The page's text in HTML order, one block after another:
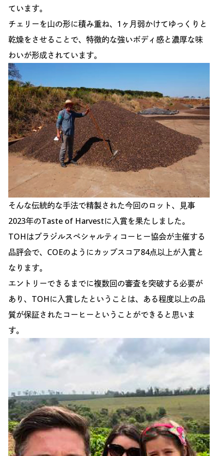
ています。
チェリーを山の形に積み重ね、1ヶ月弱かけてゆっくりと
乾燥をさせることで、特徴的な強いボディ感と濃厚な味
わいが形成されています。
そんな伝統的な手法で精製された今回のロット、見事
2023年のTaste of Harvestに入賞を果たしました。
TOHはブラジルスペシャルティコーヒー協会が主催する
品評会で、COEのようにカップスコア84点以上が入賞と
なります。
エントリーできるまでに複数回の審査を突破する必要が
あり、TOHに入賞したということは、ある程度以上の品
質が保証されたコーヒーということができると思いま
す。